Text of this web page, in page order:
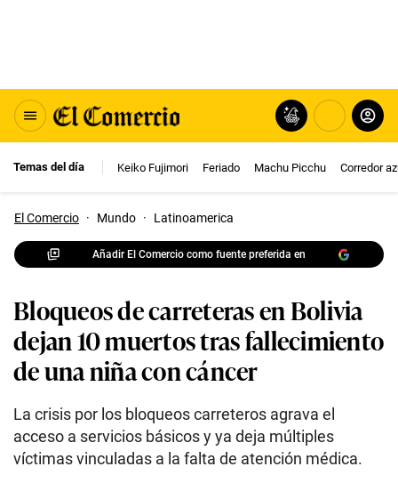
Temas del día Keiko Fujimori Feriado Machu Picchu Corredor
El Comercio · Mundo · Latinoamerica
Añadir El Comercio como fuente preferida en
Bloqueos de carreteras en Bolivia
dejan 10 muertos tras fallecimiento
de una niña con cáncer
La crisis por los bloqueos carreteros agrava el
acceso a servicios básicos y ya deja múltiples
víctimas vinculadas a la falta de atención médica.